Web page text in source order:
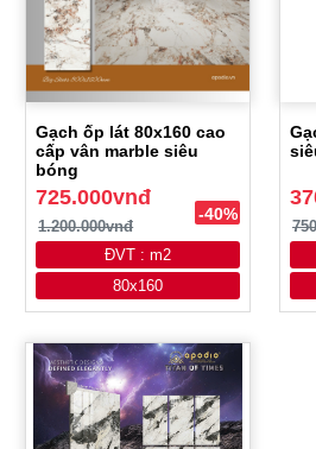
Gạch ốp lát 80x160 cao
cấp vân marble siêu
bóng
725.000vnđ
1.200.000vnđ
-40%
ĐVT : m2
80x160